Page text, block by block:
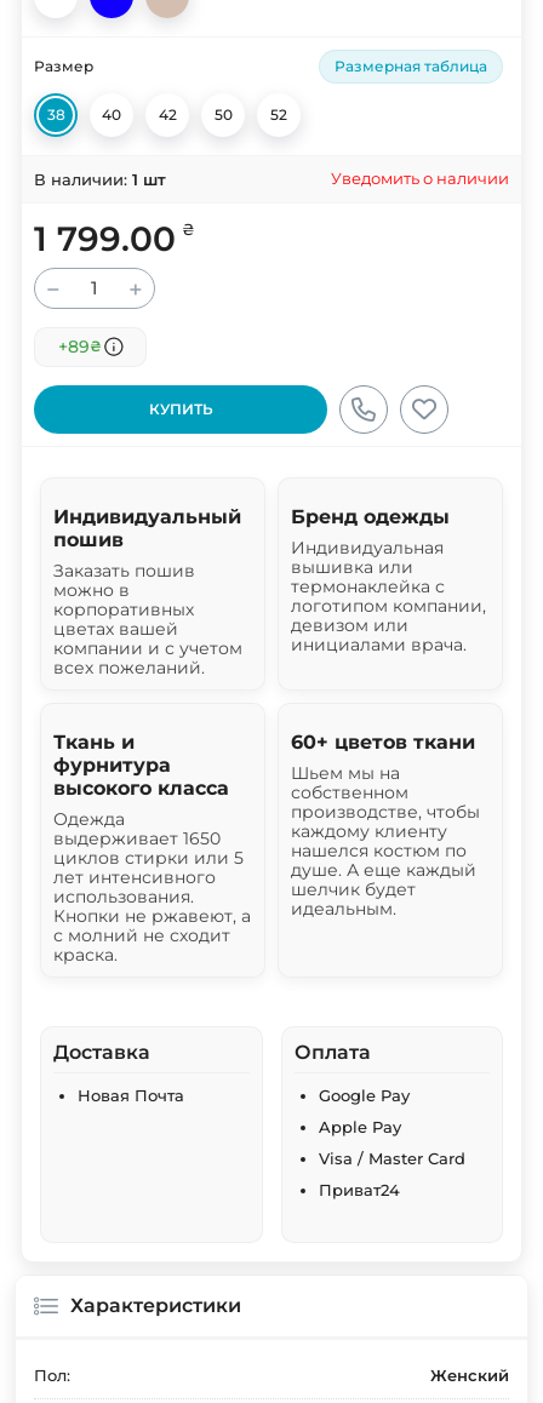
Размер Размерная таблица
38 40 42 50 52
В наличии: 1 шт Уведомить о наличии
1 799.00 ₴
− +
+89₴
КУПИТЬ
Индивидуальный
пошив
Заказать пошив
можно в
корпоративных
цветах вашей
компании и с учетом
всех пожеланий.
Бренд одежды
Индивидуальная
вышивка или
термонаклейка с
логотипом компании,
девизом или
инициалами врача.
Ткань и
фурнитура
высокого класса
Одежда
выдерживает 1650
циклов стирки или 5
лет интенсивного
использования.
Кнопки не ржавеют, а
с молний не сходит
краска.
60+ цветов ткани
Шьем мы на
собственном
производстве, чтобы
каждому клиенту
нашелся костюм по
душе. А еще каждый
шелчик будет
идеальным.
Доставка
Новая Почта
Оплата
Google Pay
Apple Pay
Visa / Master Card
Приват24
Характеристики
Пол: Женский